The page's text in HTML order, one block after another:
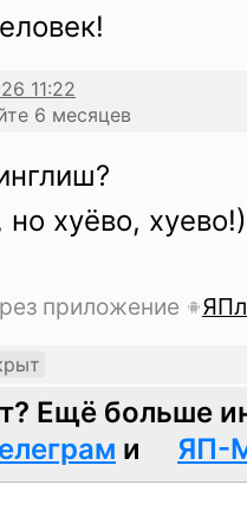
6 месяцев
хуёво, хуево!)
приложение
Ещё больше
и ЯП-